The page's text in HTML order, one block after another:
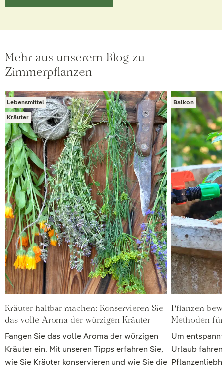
Mehr aus unserem Blog zu
Zimmerpflanzen
Lebensmittel
Kräuter
Kräuter haltbar machen: Konservieren Sie
das volle Aroma der würzigen Kräuter
Fangen Sie das volle Aroma der würzigen
Kräuter ein. Mit unseren Tipps erfahren Sie,
wie Sie Kräuter konservieren und wie Sie die
Balkon
Pflanzen
Methoden
Um
Urlaub